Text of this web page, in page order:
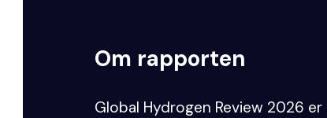
Om rapporten
Global Hydrogen Review 2026 er